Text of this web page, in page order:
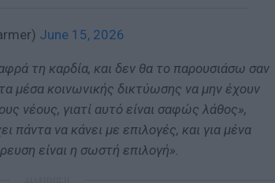
June 15, 2026
τη καρδία, και δεν θα το παρουσιάσω σαν
μέσα κοινωνικής δικτύωσης να μην έχουν
νέους, γιατί αυτό είναι σαφώς λάθος»,
πάντα να κάνει με επιλογές, και για μένα
είναι η σωστή επιλογή».